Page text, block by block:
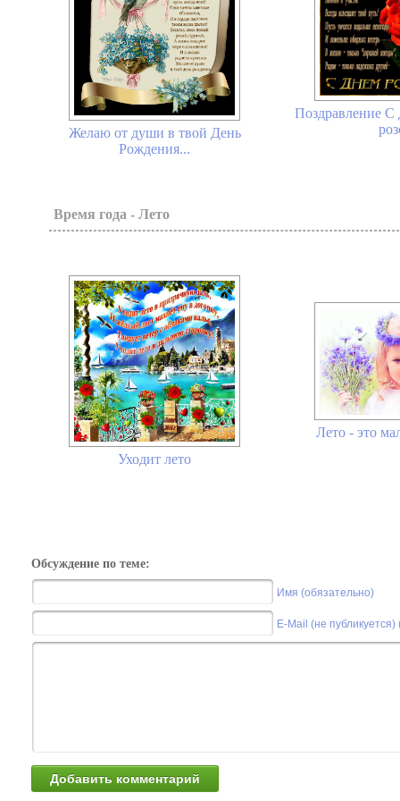
Желаю от души в твой День
Рождения...
Поздравление
Время года - Лето
Уходит лето
Лето - это
Обсуждение по теме:
Имя (обязательно)
E-Mail (не